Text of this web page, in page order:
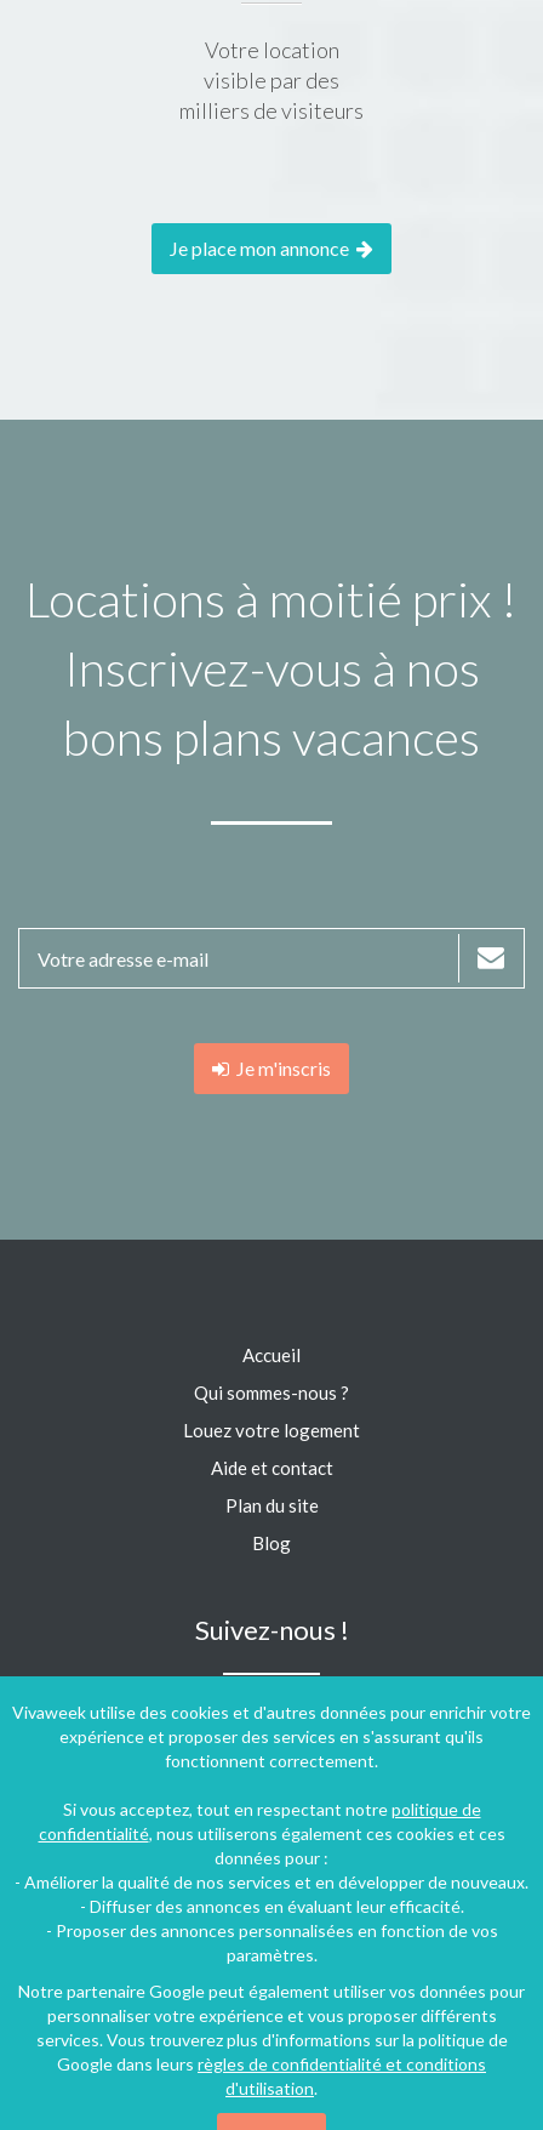
Votre location
visible par des
milliers de visiteurs
Je place mon annonce
Locations à moitié prix !
Inscrivez-vous à nos
bons plans vacances
Je m'inscris
Vivaweek utilise des cookies et d'autres données pour enrichir votre
expérience et proposer des services en s'assurant qu'ils
fonctionnent correctement.
Si vous acceptez, tout en respectant notrepolitique de
confidentialité, nous utiliserons également ces cookies et ces
données pour :
- Améliorer la qualité de nos services et en développer de nouveaux.
- Diffuser des annonces en évaluant leur efficacité.
- Proposer des annonces personnalisées en fonction de vos
paramètres.
Notre partenaire Google peut également utiliser vos données pour
personnaliser votre expérience et vous proposer différents
services. Vous trouverez plus d'informations sur la politique de
Google dans leurs règles de confidentialité et conditions
d'utilisation.
Accueil
Qui sommes-nous ?
Louez votre logement
Aide et contact
Plan du site
Blog
Suivez-nous !
Conditions générales d'utilisation- Politique de confidentialité
Copyright © 2009 ‐ 2026 Vivaweek ‐ Tous droits réservés ‐
Dernière mise à jour du site : 09 août 2026